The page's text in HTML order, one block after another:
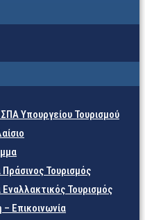
Υπουργείου Τουρισμού
Τουρισμός
Τουρισμός
Επικοινωνία